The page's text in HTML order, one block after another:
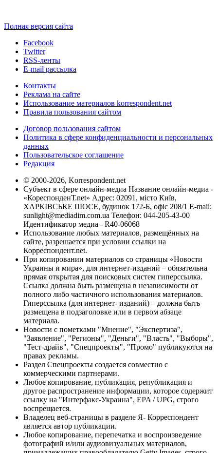
Полная версия сайта
Facebook
Twitter
RSS-ленты
E-mail рассылка
Контакты
Реклама на сайте
Использование материалов korrespondent.net
Правила пользования сайтом
Договор пользования сайтом
Политика в сфере конфиденциальности и персональных
данных
Пользовательское соглашение
Редакция
© 2000-2026, Korrespondent.net
Субъект в сфере онлайн-медиа Название онлайн-медиа -
«КореспонденТ.net» Адрес: 02091, місто Київ,
ХАРКІВСЬКЕ ШОСЕ, будинок 172-Б, офіс 208/1 E-mail:
sunlight@mediadim.com.ua Телефон: 044-205-43-00
Идентификатор медиа - R40-06068
Использование любых материалов, размещённых на
сайте, разрешается при условии ссылки на
Корреспондент.net.
При копировании материалов со страницы «Новости
Украины и мира», для интернет-изданий – обязательна
прямая открытая для поисковых систем гиперссылка.
Ссылка должна быть размещена в независимости от
полного либо частичного использования материалов.
Гиперссылка (для интернет- изданий) – должна быть
размещена в подзаголовке или в первом абзаце
материала.
Новости с пометками "Мнение", "Экспертиза",
"Заявление", "Регионы", "Деньги", "Власть", "Выборы",
"Тест-драйв", "Спецпроекты", "Промо" публикуются на
правах рекламы.
Раздел Спецпроекты создается совместно с
коммерческими партнерами.
Любое копирование, публикация, републикация и
другое распространение информации, которое содержит
ссылку на "Интерфакс-Украина", EPA / UPG, строго
воспрещается.
Владелец веб-страницы в разделе Я- Корреспондент
является автор публикации.
Любое копирование, перепечатка и воспроизведение
фотографий и/или аудиовизуальных материалов,